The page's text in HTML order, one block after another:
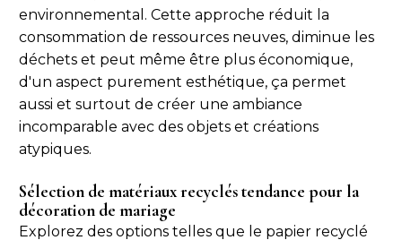
environnemental. Cette approche réduit la
consommation de ressources neuves, diminue les
déchets et peut même être plus économique,
d'un aspect purement esthétique, ça permet
aussi et surtout de créer une ambiance
incomparable avec des objets et créations
atypiques.
Sélection de matériaux recyclés tendance pour la
décoration de mariage
Explorez des options telles que le papier recyclé